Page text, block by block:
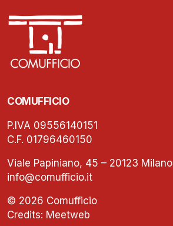
COMUFFICIO
P.IVA 09556140151
C.F. 01796460150
Viale Papiniano, 45 – 20123 Milano
info@comufficio.it
© 2026 Comufficio
Credits: Meetweb